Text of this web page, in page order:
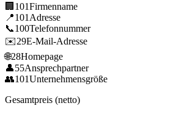
🏢 101Firmenname
📍101 Adresse
📞100Telefonnummer
✉️29E-Mail-Adresse
🌐28Homepage
👤55Ansprechpartner
👥101Unternehmensgröße
Gesamtpreis (netto)